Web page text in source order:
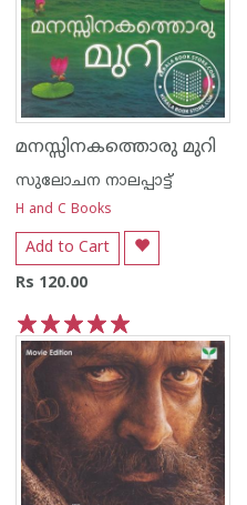
മനസ്സിനകത്തൊരു മുറി
സുലോചന നാലപ്പാട്ട്‌
H and C Books
Add to Cart
Rs 120.00
5
4
3
2
1